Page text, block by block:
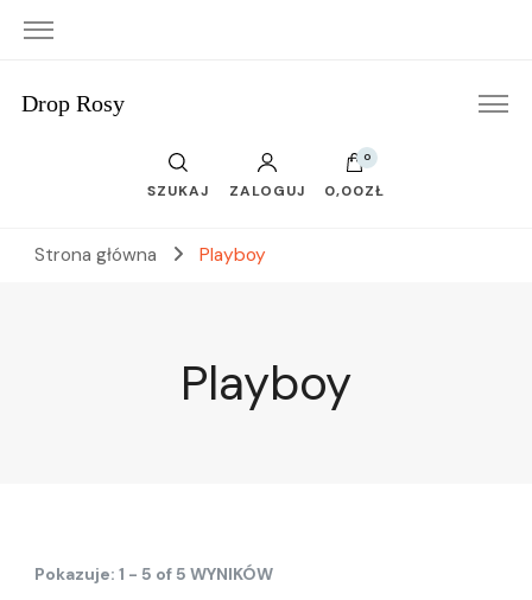
Drop Rosy
SZUKAJ ZALOGUJ
0
0,00ZŁ
Strona główna Playboy
Playboy
Pokazuje: 1 - 5 of 5 WYNIKÓW